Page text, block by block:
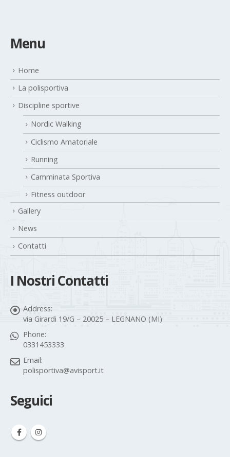
Menu
Home
La polisportiva
Discipline sportive
Nordic Walking
Ciclismo Amatoriale
Running
Camminata Sportiva
Fitness outdoor
Gallery
News
Contatti
I Nostri Contatti
Address:
via Girardi 19/G – 20025 – LEGNANO (MI)
Phone:
0331453333
Email:
polisportiva@avisport.it
Seguici